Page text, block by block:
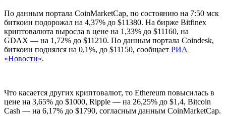
По данным портала CoinMarketCap, по состоянию на 7:50 мск
биткоин подорожал на 4,37% до $11380. На бирже Bitfinex
криптовалюта выросла в цене на 1,33% до $11160, на
GDAX — на 1,72% до $11210. По данным портала Coindesk,
биткоин поднялся на 0,1%, до $11150, сообщает РИА
«Новости».
Что касается других криптовалют, то Ethereum повысилась в
цене на 3,65% до $1000, Ripple — на 26,25% до $1,4, Bitcoin
Cash — на 6,17% до $1790, согласным данным CoinMarketCap.